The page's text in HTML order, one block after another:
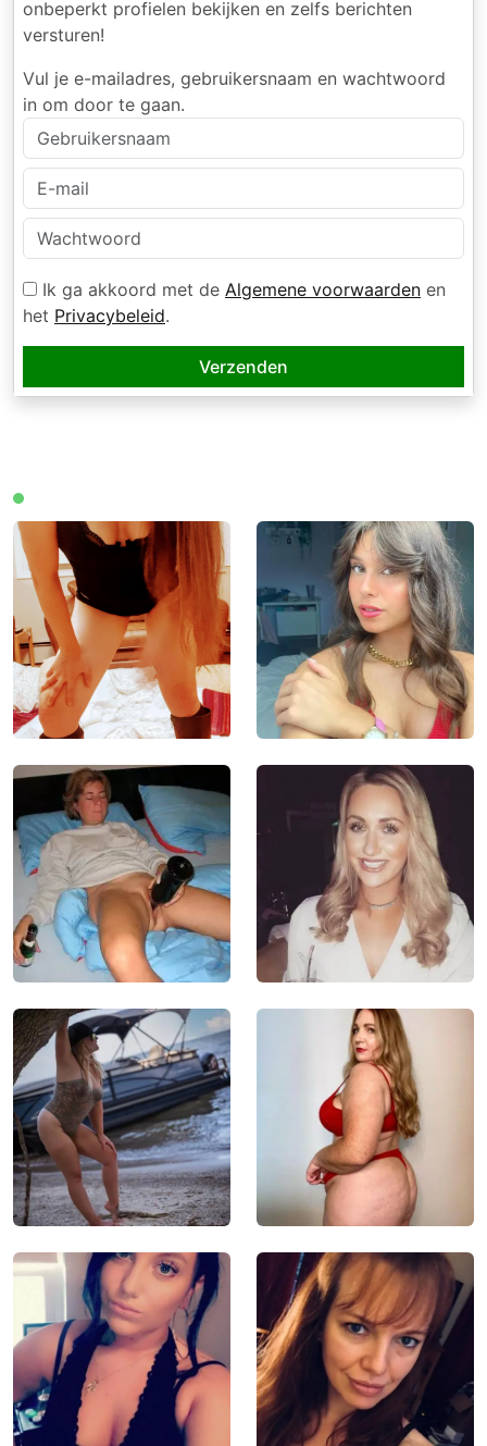
onbeperkt profielen bekijken en zelfs berichten
versturen!
Vul je e-mailadres, gebruikersnaam en wachtwoord
in om door te gaan.
Ik ga akkoord met de Algemene voorwaarden en
het Privacybeleid.
Verzenden